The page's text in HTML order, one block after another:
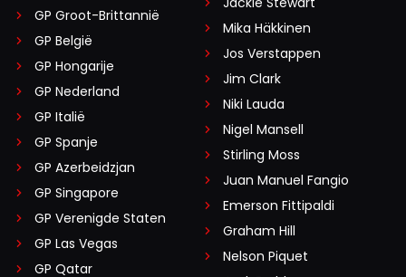
GP Groot-Brittannië
GP België
GP Hongarije
GP Nederland
GP Italië
GP Spanje
GP Azerbeidzjan
GP Singapore
GP Verenigde Staten
GP Las Vegas
GP Qatar
Mika Häkkinen
Jos Verstappen
Jim Clark
Niki Lauda
Nigel Mansell
Stirling Moss
Juan Manuel Fangio
Emerson Fittipaldi
Graham Hill
Nelson Piquet